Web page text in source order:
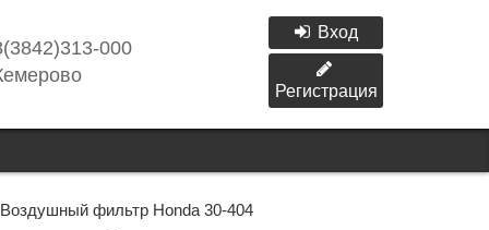
000
Вход
Регистрация
Воздушный фильтр Honda 30-404